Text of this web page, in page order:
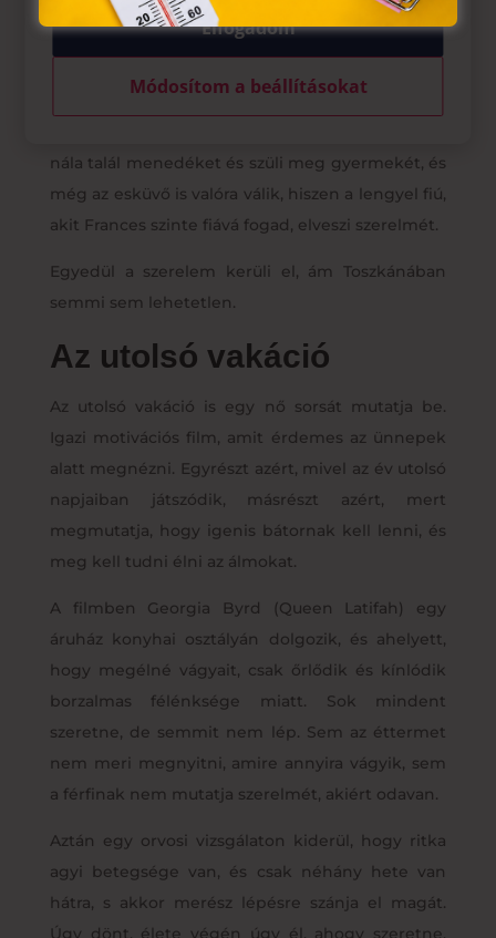
egy kicsit összetört szívén. Frances a felújítás
alatt családot, barátokat, esküvőt kíván magának,
nála talál menedéket és szüli meg gyermekét, és
még az esküvő is valóra válik, hiszen a lengyel fiú,
akit Frances szinte fiává fogad, elveszi szerelmét.
Egyedül a szerelem kerüli el, ám Toszkánában
semmi sem lehetetlen.
Az utolsó vakáció
Az utolsó vakáció is egy nő sorsát mutatja be.
Igazi motivációs film, amit érdemes az ünnepek
alatt megnézni. Egyrészt azért, mivel az év utolsó
napjaiban játszódik, másrészt azért, mert
megmutatja, hogy igenis bátornak kell lenni, és
meg kell tudni élni az álmokat.
A filmben Georgia Byrd (Queen Latifah) egy
áruház konyhai osztályán dolgozik, és ahelyett,
hogy megélné vágyait, csak őrlődik és kínlódik
borzalmas félénksége miatt. Sok mindent
szeretne, de semmit nem lép. Sem az éttermet
nem meri megnyitni, amire annyira vágyik, sem
a férfinak nem mutatja szerelmét, akiért odavan.
Aztán egy orvosi vizsgálaton kiderül, hogy ritka
agyi betegsége van, és csak néhány hete van
hátra, s akkor merész lépésre szánja el magát.
Úgy dönt, élete végén úgy él, ahogy szeretne,
Elfogadom
Módosítom a beállításokat